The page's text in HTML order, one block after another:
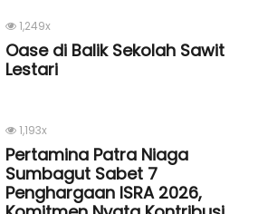
1,249x
Oase di Balik Sekolah Sawit
Lestari
1,193x
Pertamina Patra Niaga
Sumbagut Sabet 7
Penghargaan ISRA 2026,